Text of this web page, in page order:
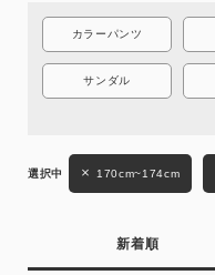
カラーパンツ
サンダル
170cm~174cm
新着順